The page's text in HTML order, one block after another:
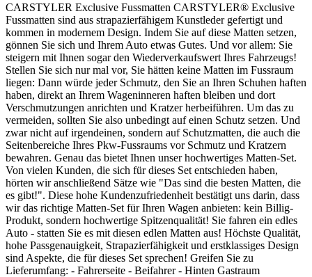
CARSTYLER Exclusive Fussmatten CARSTYLER® Exclusive
Fussmatten sind aus strapazierfähigem Kunstleder gefertigt und
kommen in modernem Design. Indem Sie auf diese Matten setzen,
gönnen Sie sich und Ihrem Auto etwas Gutes. Und vor allem: Sie
steigern mit Ihnen sogar den Wiederverkaufswert Ihres Fahrzeugs!
Stellen Sie sich nur mal vor, Sie hätten keine Matten im Fussraum
liegen: Dann würde jeder Schmutz, den Sie an Ihren Schuhen haften
haben, direkt an Ihrem Wageninneren haften bleiben und dort
Verschmutzungen anrichten und Kratzer herbeiführen. Um das zu
vermeiden, sollten Sie also unbedingt auf einen Schutz setzen. Und
zwar nicht auf irgendeinen, sondern auf Schutzmatten, die auch die
Seitenbereiche Ihres Pkw-Fussraums vor Schmutz und Kratzern
bewahren. Genau das bietet Ihnen unser hochwertiges Matten-Set.
Von vielen Kunden, die sich für dieses Set entschieden haben,
hörten wir anschließend Sätze wie "Das sind die besten Matten, die
es gibt!". Diese hohe Kundenzufriedenheit bestätigt uns darin, dass
wir das richtige Matten-Set für Ihren Wagen anbieten: kein Billig-
Produkt, sondern hochwertige Spitzenqualität! Sie fahren ein edles
Auto - statten Sie es mit diesen edlen Matten aus! Höchste Qualität,
hohe Passgenauigkeit, Strapazierfähigkeit und erstklassiges Design
sind Aspekte, die für dieses Set sprechen! Greifen Sie zu
Lieferumfang: - Fahrerseite - Beifahrer - Hinten Gastraum